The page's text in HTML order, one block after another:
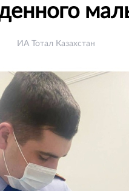
ИА Тотал Казахстан